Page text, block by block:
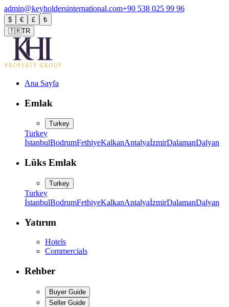
admin@keyholdersinternational.com+90 538 025 99 96
$ € £
₺
🇹🇷TR
Ana Sayfa
Emlak
Turkey
Turkey
İstanbulBodrumFethiyeKalkanAntalyaİzmirDalamanDalyan
Lüks Emlak
Turkey
Turkey
İstanbulBodrumFethiyeKalkanAntalyaİzmirDalamanDalyan
Yatırım
Hotels
Commercials
Rehber
Buyer Guide
Seller Guide